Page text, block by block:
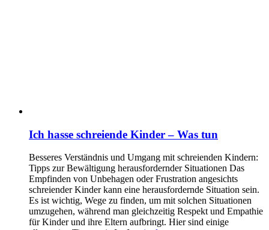
Ich hasse schreiende Kinder – Was tun
Besseres Verständnis und Umgang mit schreienden Kindern:
Tipps zur Bewältigung herausfordernder Situationen Das
Empfinden von Unbehagen oder Frustration angesichts
schreiender Kinder kann eine herausfordernde Situation sein.
Es ist wichtig, Wege zu finden, um mit solchen Situationen
umzugehen, während man gleichzeitig Respekt und Empathie
für Kinder und ihre Eltern aufbringt. Hier sind einige